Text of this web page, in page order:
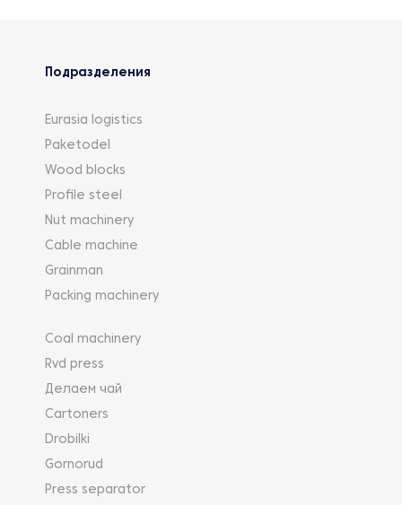
Подразделения
Eurasia logistics
Paketodel
Wood blocks
Profile steel
Nut machinery
Cable machine
Grainman
Packing machinery
Coal machinery
Rvd press
Делаем чай
Cartoners
Drobilki
Gornorud
Press separator